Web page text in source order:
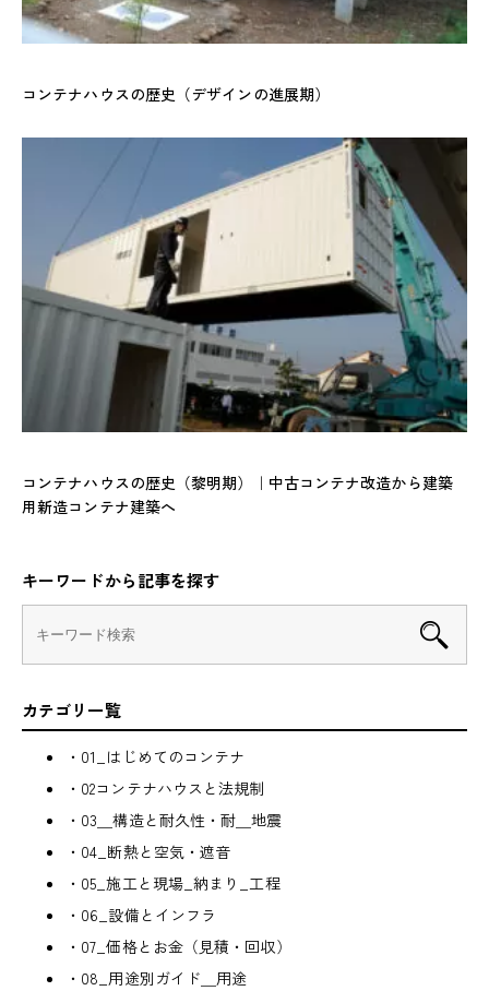
コンテナハウスの歴史（デザインの進展期）
コンテナハウスの歴史（黎明期）｜中古コンテナ改造から建築
用新造コンテナ建築へ
キーワードから記事を探す
カテゴリ一覧
・01_はじめてのコンテナ
・02コンテナハウスと法規制
・03＿構造と耐久性・耐＿地震
・04_断熱と空気・遮音
・05_施工と現場_納まり_工程
・06_設備とインフラ
・07_価格とお金（見積・回収）
・08_用途別ガイド＿用途